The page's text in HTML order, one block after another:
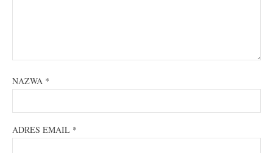
NAZWA *
ADRES EMAIL *